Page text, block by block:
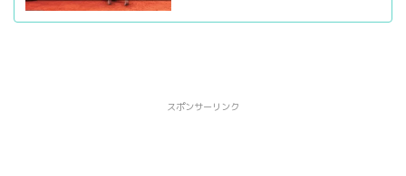
スポンサーリンク